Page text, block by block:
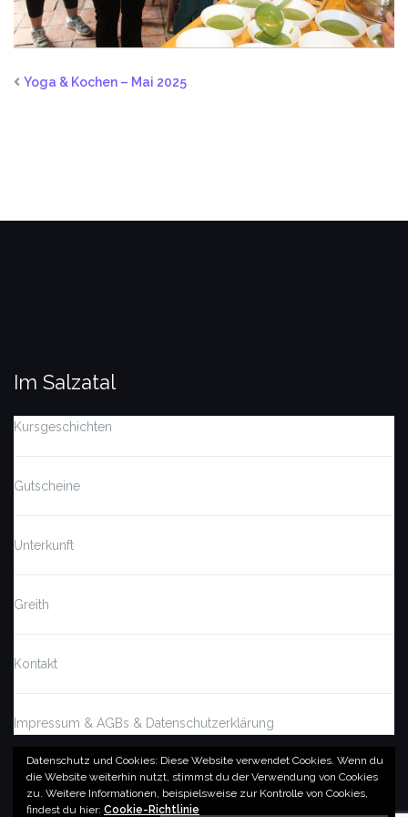
Yoga & Kochen – Mai 2025
Im Salzatal
Kursgeschichten
Gutscheine
Unterkunft
Greith
Kontakt
Impressum & AGBs & Datenschutzerklärung
© by imSalzatal.at
Theme von Colorlib Powered byWordPress
Datenschutz und Cookies: Diese Website verwendet Cookies. Wenn du
die Website weiterhin nutzt, stimmst du der Verwendung von Cookies
zu. Weitere Informationen, beispielsweise zur Kontrolle von Cookies,
findest du hier: Cookie-Richtlinie